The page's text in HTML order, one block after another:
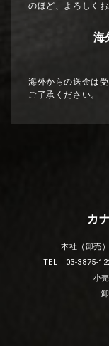
のほど、よろしく
海
海外からの送金は
ご了承ください。
カ
本社（卸売
TEL 03-3875-
小